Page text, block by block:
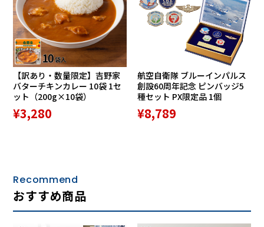
カード段の一部にはダックス伝統のハウスチェック柄を採
用。また、表面にはDDマークを金具のブローチにして配置
しています。型押しのシャープな質感とメタルのクールなイ
メージが全体を引き締め、スタイリッシュな印象に仕上がっ
ています。
DAKS（ダックス）とは
DAKSは信頼あるブランドの証として英国王室からロイヤ
【訳あり・数量限定】吉野家
バターチキンカレー 10袋 1セ
ット（200g×10袋）
¥3,280
航空自衛隊 ブルーインパルス
創設60周年記念 ピンバッジ5
種セット PX限定品 1個
¥8,789
Recommend
おすすめ商品